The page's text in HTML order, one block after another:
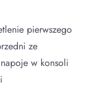
pierwszego
ze
w konsoli